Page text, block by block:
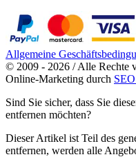
Allgemeine
© 2009 - 2026 / Alle Rechte
Online-Marketing durch
Sind Sie sicher, dass Sie
entfernen möchten?
Dieser Artikel ist Teil des
entfernen, werden alle